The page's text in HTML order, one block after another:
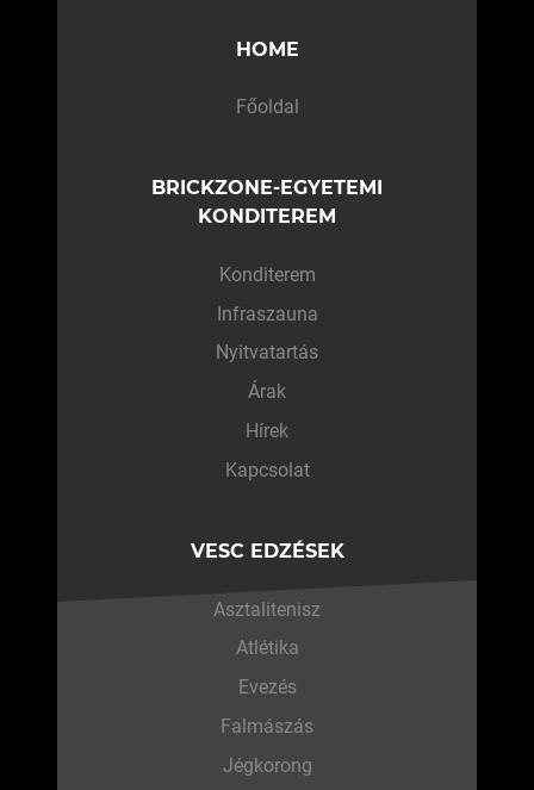
HOME
Főoldal
BRICKZONE-EGYETEMI
KONDITEREM
Konditerem
Infraszauna
Nyitvatartás
Árak
Hírek
Kapcsolat
VESC EDZÉSEK
Asztalitenisz
Atlétika
Evezés
Falmászás
Jégkorong